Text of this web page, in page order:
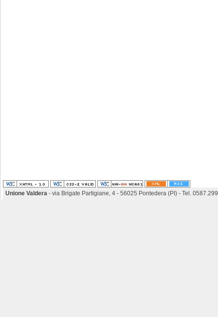
Unione Valdera - via Brigate Partigiane, 4 - 56025 Pontedera (PI) - Tel.